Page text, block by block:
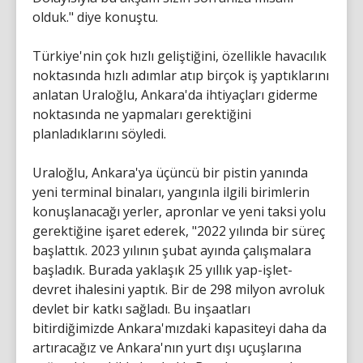
olduk." diye konuştu.
Türkiye'nin çok hızlı geliştiğini, özellikle havacılık
noktasında hızlı adımlar atıp birçok iş yaptıklarını
anlatan Uraloğlu, Ankara'da ihtiyaçları giderme
noktasında ne yapmaları gerektiğini
planladıklarını söyledi.
Uraloğlu, Ankara'ya üçüncü bir pistin yanında
yeni terminal binaları, yangınla ilgili birimlerin
konuşlanacağı yerler, apronlar ve yeni taksi yolu
gerektiğine işaret ederek, "2022 yılında bir süreç
başlattık. 2023 yılının şubat ayında çalışmalara
başladık. Burada yaklaşık 25 yıllık yap-işlet-
devret ihalesini yaptık. Bir de 298 milyon avroluk
devlet bir katkı sağladı. Bu inşaatları
bitirdiğimizde Ankara'mızdaki kapasiteyi daha da
artıracağız ve Ankara'nın yurt dışı uçuşlarına